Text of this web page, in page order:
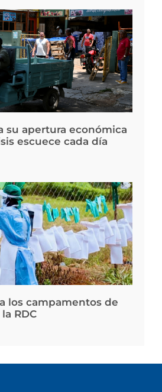
su apertura económica
escuece cada día
los campamentos de
RDC